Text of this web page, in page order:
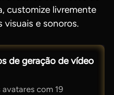
customize livremente
e sonoros.
de geração de vídeo
com 19